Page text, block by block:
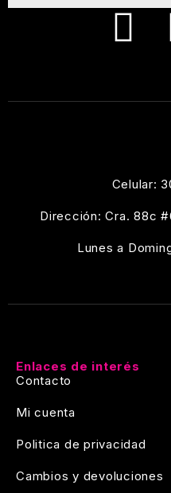
Celular:
Dirección: Cra. 88c
Lunes a
Enlaces de interés
Contacto
Mi cuenta
Politica de privacidad
Cambios y devoluciones